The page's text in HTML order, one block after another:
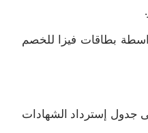
24 ساعة، 7 أيام في الأسبوع بواسطة بطاقات فيزا للخصم
وقت، بناءاً على جدول إسترداد الشهادات